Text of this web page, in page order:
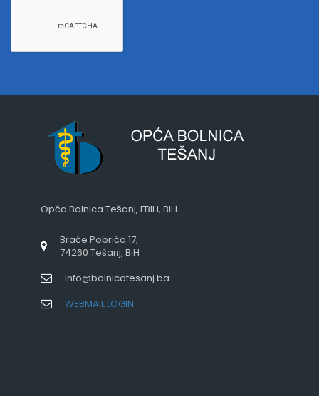
Opća Bolnica Tešanj, FBIH, BIH
Braće Pobrića 17,
74260 Tešanj, BiH
info@bolnicatesanj.ba
WEBMAIL LOGIN